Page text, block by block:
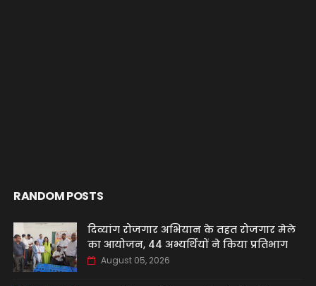
RANDOM POSTS
दिव्यांग रोजगार अभियान के तहत रोजगार मेले
का आयोजन, 44 अभ्यर्थियों ने किया प्रतिभाग
August 05, 2026